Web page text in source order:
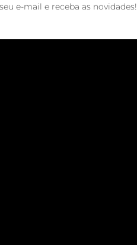
e-mail e receba as novidades!